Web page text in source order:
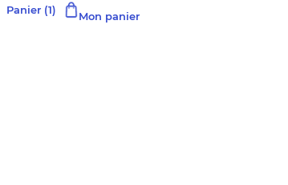
Mon panier
Panier (1)